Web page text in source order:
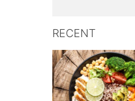
RECENT